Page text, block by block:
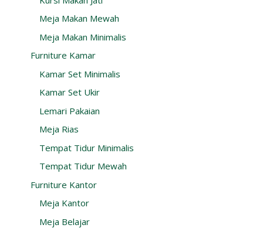
Meja Makan Mewah
Meja Makan Minimalis
Furniture Kamar
Kamar Set Minimalis
Kamar Set Ukir
Lemari Pakaian
Meja Rias
Tempat Tidur Minimalis
Tempat Tidur Mewah
Furniture Kantor
Meja Kantor
Meja Belajar